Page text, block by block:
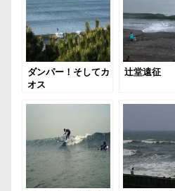
ダンパー！そしてカ
オス
辻堂遠征